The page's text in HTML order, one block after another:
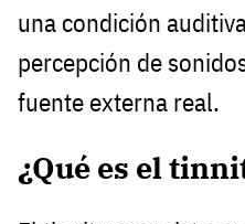
una condición
percepción de
fuente externa real.
¿Qué es el